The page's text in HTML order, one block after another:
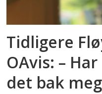
Tidligere
OAvis: –
det bak meg